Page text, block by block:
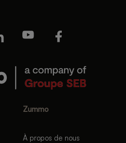
Zummo
À propos de nous